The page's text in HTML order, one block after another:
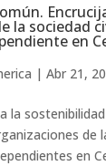
la sociedad
en
| Abr 21,
la
de
en